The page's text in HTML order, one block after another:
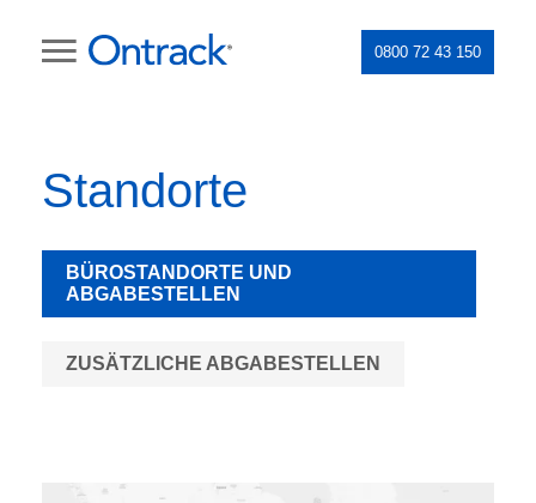
0800 72 43 150
Standorte
BÜROSTANDORTE UND
ABGABESTELLEN
ZUSÄTZLICHE ABGABESTELLEN